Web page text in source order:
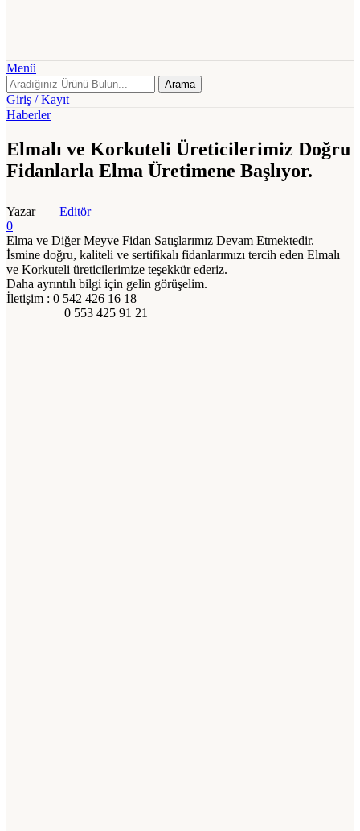
Menü
Arama
Giriş / Kayıt
Haberler
Elmalı ve Korkuteli Üreticilerimiz Doğru
Fidanlarla Elma Üretimene Başlıyor.
Yazar
Editör
0
Elma ve Diğer Meyve Fidan Satışlarımız Devam Etmektedir.
İsmine doğru, kaliteli ve sertifikalı fidanlarımızı tercih eden Elmalı
ve Korkuteli üreticilerimize teşekkür ederiz.
Daha ayrıntılı bilgi için gelin görüşelim.
İletişim : 0 542 426 16 18
0 553 425 91 21